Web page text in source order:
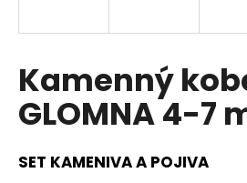
Kamenný
GLOMNA 4-7
SET KAMENIVA A POJIVA
í
t
?